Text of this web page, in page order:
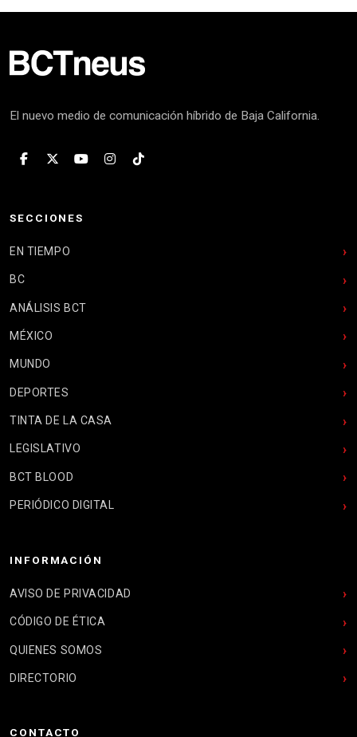
El nuevo medio de comunicación híbrido de Baja California.
SECCIONES
EN TIEMPO
BC
ANÁLISIS BCT
MÉXICO
MUNDO
DEPORTES
TINTA DE LA CASA
LEGISLATIVO
BCT BLOOD
PERIÓDICO DIGITAL
INFORMACIÓN
AVISO DE PRIVACIDAD
CÓDIGO DE ÉTICA
QUIENES SOMOS
DIRECTORIO
CONTACTO